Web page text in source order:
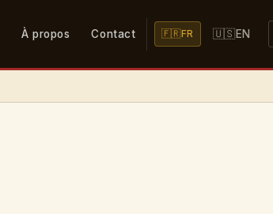
À propos Contact 🇫🇷FR 🇺🇸EN